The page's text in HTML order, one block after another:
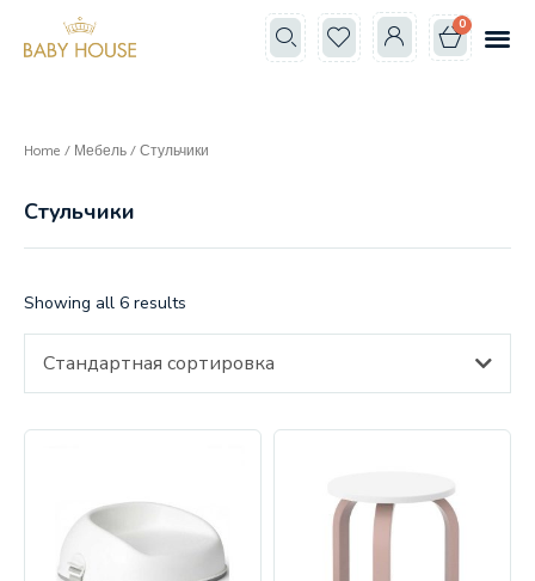
0
Home / Мебель/ Стульчики
Стульчики
Showing all 6 results
Стандартная сортировка